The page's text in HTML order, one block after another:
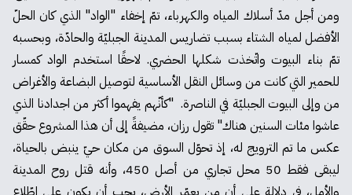
ومن أجل مدّ أسلاك المياه والكهرباء، تمّ إخفاء "الواد" الذي كان الحلّ
الأفضل لمياه الشتاء بسبب تضاريس المدينة الجبليّة والحادّة، وبحسبه
تمّ بناء البيوت واتّخذت شكلها الحضري. لاحقًا استخدم الواد كمسار
للحمير التي كانت من وسائل النقل الأساسية لتوصيل البضاعة والأغراض
من وإلى البيوت الجبليّة في الناصرة. "كأنّهم يفهموا أكثر من اجدادنا الذي
عاشوا مئات السنين هناك" تقول رزان، مضيفةً إلى أن هذا المشروع حقّق
عكس ما تم الترويج له، إذ تحوّل السوق من مكان حيّ ينبض بالحياة،
ليبقى فقط 50 محل تجاري من أصل 450، وأنه قتل روح المدينة